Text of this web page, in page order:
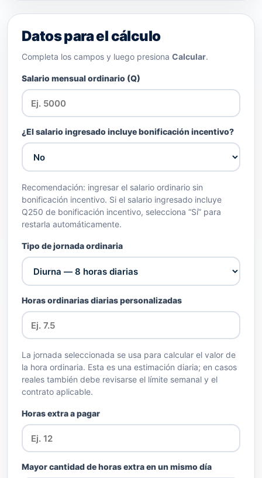
Datos para el cálculo
Completa los campos y luego presiona Calcular.
Salario mensual ordinario (Q)
¿El salario ingresado incluye bonificación incentivo?
Recomendación: ingresar el salario ordinario sin
bonificación incentivo. Si el salario ingresado incluye
Q250 de bonificación incentivo, selecciona “Sí” para
restarla automáticamente.
Tipo de jornada ordinaria
Horas ordinarias diarias personalizadas
La jornada seleccionada se usa para calcular el valor de
la hora ordinaria. Esta es una estimación diaria; en casos
reales también debe revisarse el límite semanal y el
contrato aplicable.
Horas extra a pagar
Mayor cantidad de horas extra en un mismo día